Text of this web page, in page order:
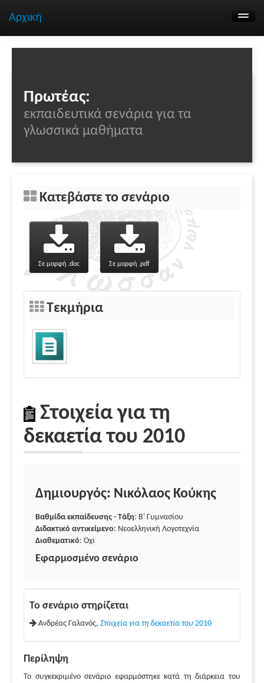
Αρχική
Πρωτέας:
εκπαιδευτικά σενάρια για τα
γλωσσικά μαθήματα
Κατεβάστε το σενάριο
Σε μορφή .doc Σε μορφή .pdf
Τεκμήρια
Στοιχεία για τη
δεκαετία του 2010
Δημιουργός: Νικόλαος Κούκης
Βαθμίδα εκπαίδευσης - Τάξη: Β' Γυμνασίου
Διδακτικό αντικείμενο: Νεοελληνική Λογοτεχνία
Διαθεματικό: Όχι
Εφαρμοσμένο σενάριο
Το σενάριο στηρίζεται
Ανδρέας Γαλανός, Στοιχεία για τη δεκαετία του 2010
Περίληψη
Το συγκεκριμένο σενάριο εφαρμόστηκε κατά τη διάρκεια του